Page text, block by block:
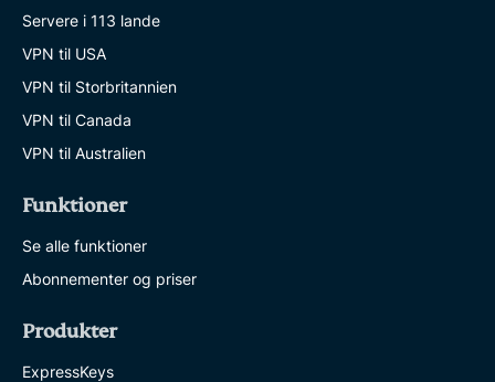
Servere i 113 lande
VPN til USA
VPN til Storbritannien
VPN til Canada
VPN til Australien
Funktioner
Se alle funktioner
Abonnementer og priser
Produkter
ExpressKeys